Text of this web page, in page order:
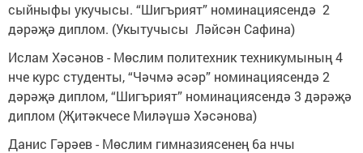
сыйныфы укучысы. “Шигърият” номинациясендә 2
дәрәҗә диплом. (Укытучысы Ләйсән Сафина)
Ислам Хәсәнов - Мөслим политехник техникумының 4
нче курс студенты, “Чәчмә әсәр” номинациясендә 2
дәрәҗә диплом, “Шигърият” номинациясендә 3 дәрәҗә
диплом (Җитәкчесе Миләүшә Хәсәнова)
Данис Гәрәев - Мөслим гимназиясенең 6а нчы